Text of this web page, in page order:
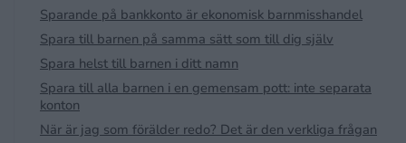
Sparande på bankkonto är ekonomisk barnmisshandel
Spara till barnen på samma sätt som till dig själv
Spara helst till barnen i ditt namn
Spara till alla barnen i en gemensam pott: inte separata
konton
När är jag som förälder redo? Det är den verkliga frågan